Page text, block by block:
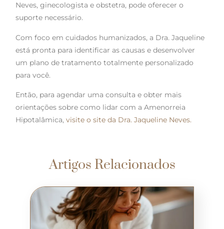
Neves, ginecologista e obstetra, pode oferecer o
suporte necessário.
Com foco em cuidados humanizados, a Dra. Jaqueline
está pronta para identificar as causas e desenvolver
um plano de tratamento totalmente personalizado
para você.
Então, para agendar uma consulta e obter mais
orientações sobre como lidar com a Amenorreia
Hipotalâmica,visite o site da Dra. Jaqueline Neves.
Artigos Relacionados